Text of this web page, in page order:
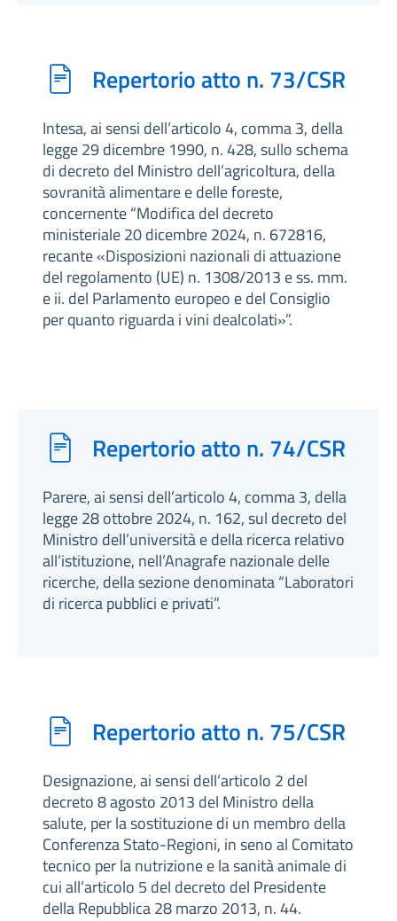
Repertorio atto n. 73/CSR
Intesa, ai sensi dell’articolo 4, comma 3, della
legge 29 dicembre 1990, n. 428, sullo schema
di decreto del Ministro dell’agricoltura, della
sovranità alimentare e delle foreste,
concernente “Modifica del decreto
ministeriale 20 dicembre 2024, n. 672816,
recante «Disposizioni nazionali di attuazione
del regolamento (UE) n. 1308/2013 e ss. mm.
e ii. del Parlamento europeo e del Consiglio
per quanto riguarda i vini dealcolati»”.
Repertorio atto n. 74/CSR
Parere, ai sensi dell’articolo 4, comma 3, della
legge 28 ottobre 2024, n. 162, sul decreto del
Ministro dell’università e della ricerca relativo
all’istituzione, nell’Anagrafe nazionale delle
ricerche, della sezione denominata “Laboratori
di ricerca pubblici e privati”.
Repertorio atto n. 75/CSR
Designazione, ai sensi dell’articolo 2 del
decreto 8 agosto 2013 del Ministro della
salute, per la sostituzione di un membro della
Conferenza Stato-Regioni, in seno al Comitato
tecnico per la nutrizione e la sanità animale di
cui all’articolo 5 del decreto del Presidente
della Repubblica 28 marzo 2013, n. 44.